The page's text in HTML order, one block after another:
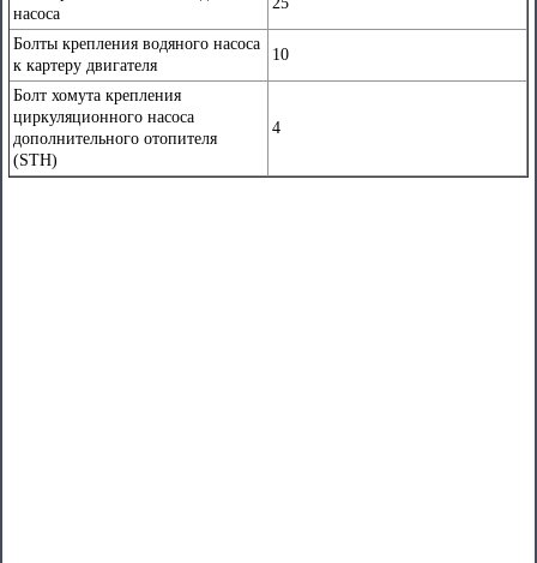
насоса
Болты крепления водяного насоса
к картеру двигателя
10
Болт хомута крепления
циркуляционного насоса
дополнительного отопителя
(STH)
4